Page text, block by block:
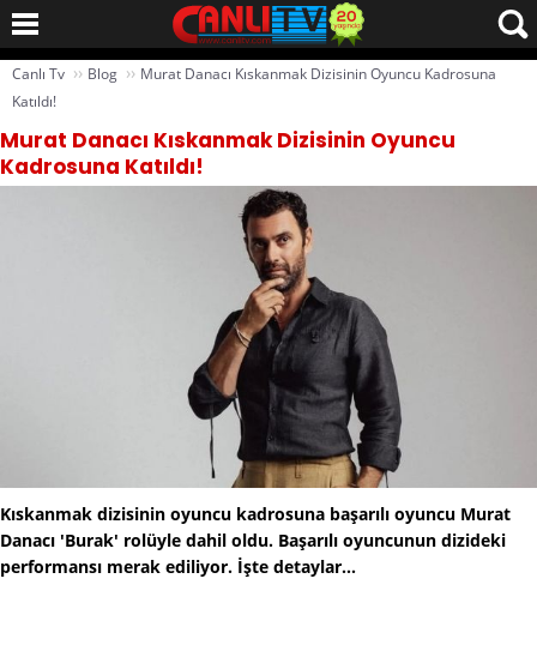
Canlı Tv ›› Blog ›› Murat Danacı Kıskanmak Dizisinin Oyuncu Kadrosuna
Katıldı!
Murat Danacı Kıskanmak Dizisinin Oyuncu
Kadrosuna Katıldı!
Kıskanmak dizisinin oyuncu kadrosuna başarılı oyuncu Murat
Danacı 'Burak' rolüyle dahil oldu. Başarılı oyuncunun dizideki
performansı merak ediliyor. İşte detaylar...